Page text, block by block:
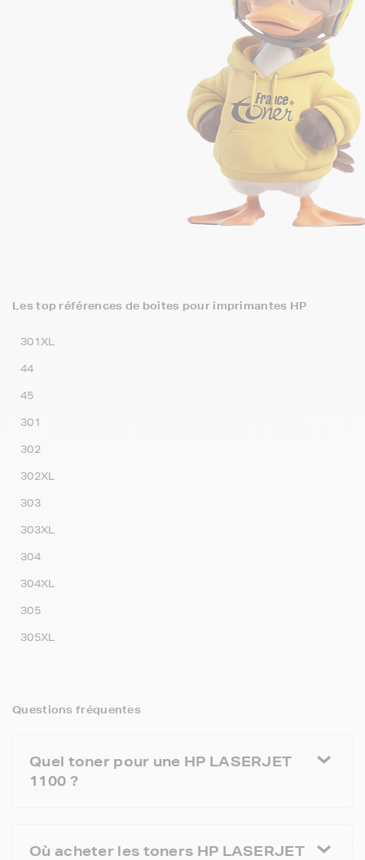
Les top références de boites pour imprimantes HP
301XL
44
45
301
302
302XL
303
303XL
304
304XL
305
305XL
Questions fréquentes
Quel toner pour une HP LASERJET
1100 ?
Où acheter les toners HP LASERJET